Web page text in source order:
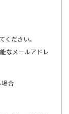
ください。
なメールアドレ
場合